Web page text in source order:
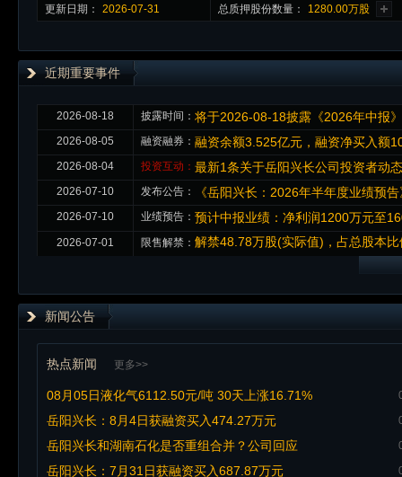
更新日期：
2026-07-31 总质押股份数量： 1280.00万股
近期重要事件
2026-08-18 披露时间： 将于2026-08-18披露《2026年中报》
2026-08-05 融资融券： 融资余额3.525亿元，融资净买入额
2026-08-04 投资互动： 最新1条关于岳阳兴长公司投资者动
2026-07-10 发布公告： 《岳阳兴长：2026年半年度业绩预告
2026-07-10 业绩预告： 预计中报业绩：净利润1200万元至
2026-07-01 限售解禁： 解禁48.78万股(实际值)，占总股本
新闻公告
热点新闻 更多>>
08月05日液化气6112.50元/吨 30天上涨16.71%
岳阳兴长：8月4日获融资买入474.27万元
岳阳兴长和湖南石化是否重组合并？公司回应
岳阳兴长：7月31日获融资买入687.87万元